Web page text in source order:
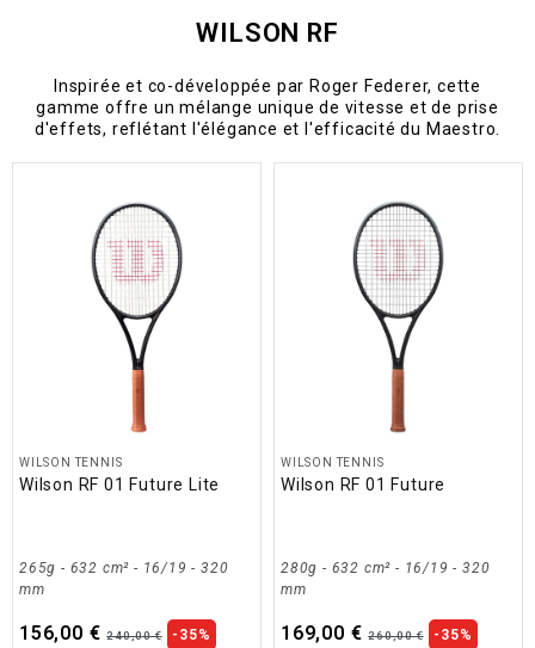
WILSON RF
Inspirée et co-développée par Roger Federer, cette
gamme offre un mélange unique de vitesse et de prise
d'effets, reflétant l'élégance et l'efficacité du Maestro.
WILSON TENNIS
Wilson RF 01 Future Lite
265g - 632 cm² - 16/19 - 320
mm
156,00 € 240,00 € -35%
WILSON TENNIS
Wilson RF 01 Future
280g - 632 cm² - 16/19 - 320
mm
169,00 € 260,00 € -35%